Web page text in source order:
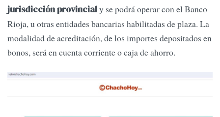
jurisdicción provincialy se podrá operar con el Banco
Rioja, u otras entidades bancarias habilitadas de plaza. La
modalidad de acreditación, de los importes depositados en
bonos, será en cuenta corriente o caja de ahorro.